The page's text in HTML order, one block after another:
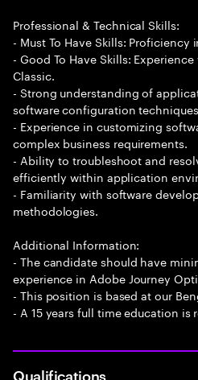
Professional & Technical Skills:
- Must To Have Skills:
- Good To Have Skills:
Classic.
- Strong understanding of
software configuration
- Experience in customizing
complex business requirements.
- Ability to troubleshoot and
efficiently within application
- Familiarity with software
methodologies.
Additional Information:
- The candidate should have
experience in Adobe Journey
- This position is based at our
- A 15 years full time education is
Qualifications